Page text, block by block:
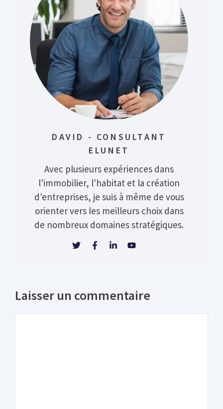
DAVID - CONSULTANT
ELUNET
Avec plusieurs expériences dans
l'immobilier, l'habitat et la création
d'entreprises, je suis à même de vous
orienter vers les meilleurs choix dans
de nombreux domaines stratégiques.
Laisser un commentaire